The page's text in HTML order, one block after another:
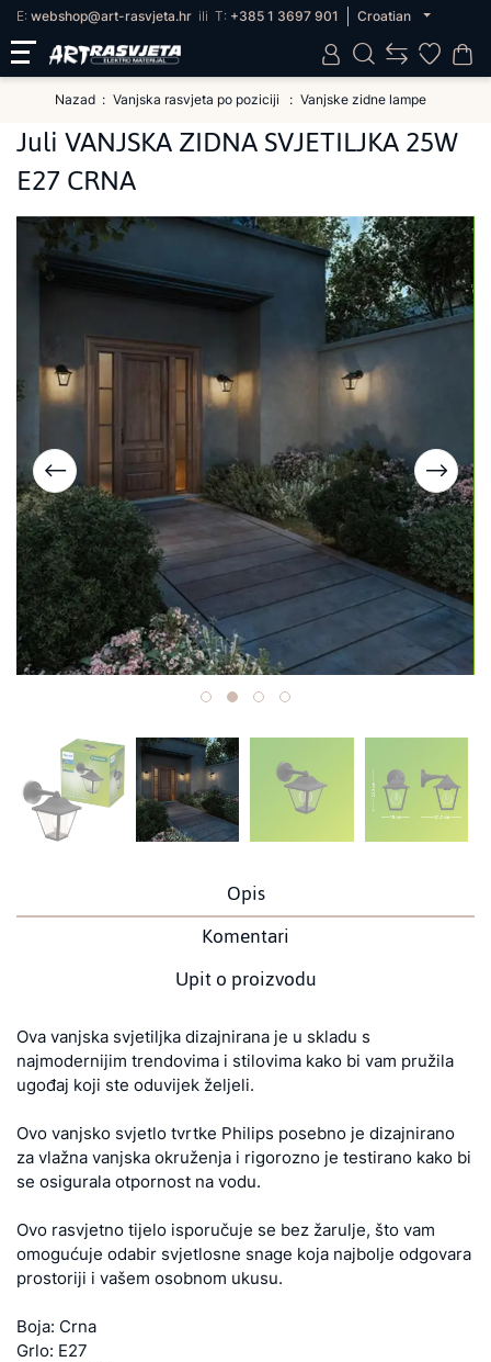
E: webshop@art-rasvjeta.hr ili T: +385 1 3697 901 Croatian
Nazad Vanjska rasvjeta po poziciji Vanjske zidne lampe
Juli VANJSKA ZIDNA SVJETILJKA 25W
E27 CRNA
Opis
Komentari
Upit o proizvodu
Ova vanjska svjetiljka dizajnirana je u skladu s
najmodernijim trendovima i stilovima kako bi vam pružila
ugođaj koji ste oduvijek željeli.
Ovo vanjsko svjetlo tvrtke Philips posebno je dizajnirano
za vlažna vanjska okruženja i rigorozno je testirano kako bi
se osigurala otpornost na vodu.
Ovo rasvjetno tijelo isporučuje se bez žarulje, što vam
omogućuje odabir svjetlosne snage koja najbolje odgovara
prostoriji i vašem osobnom ukusu.
Boja: Crna
Grlo: E27